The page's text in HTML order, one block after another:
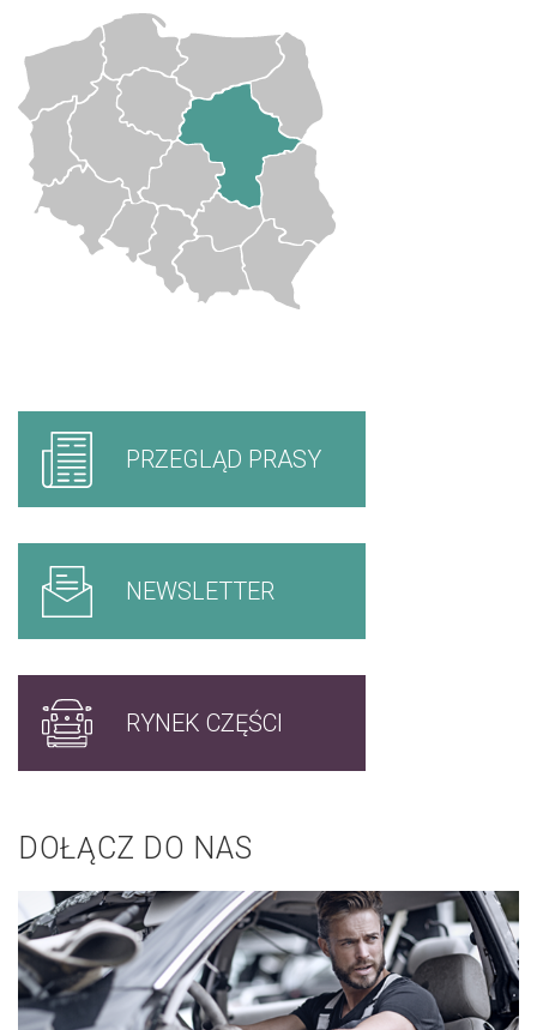
PRZEGLĄD PRASY
NEWSLETTER
RYNEK CZĘŚCI
DOŁĄCZ DO NAS